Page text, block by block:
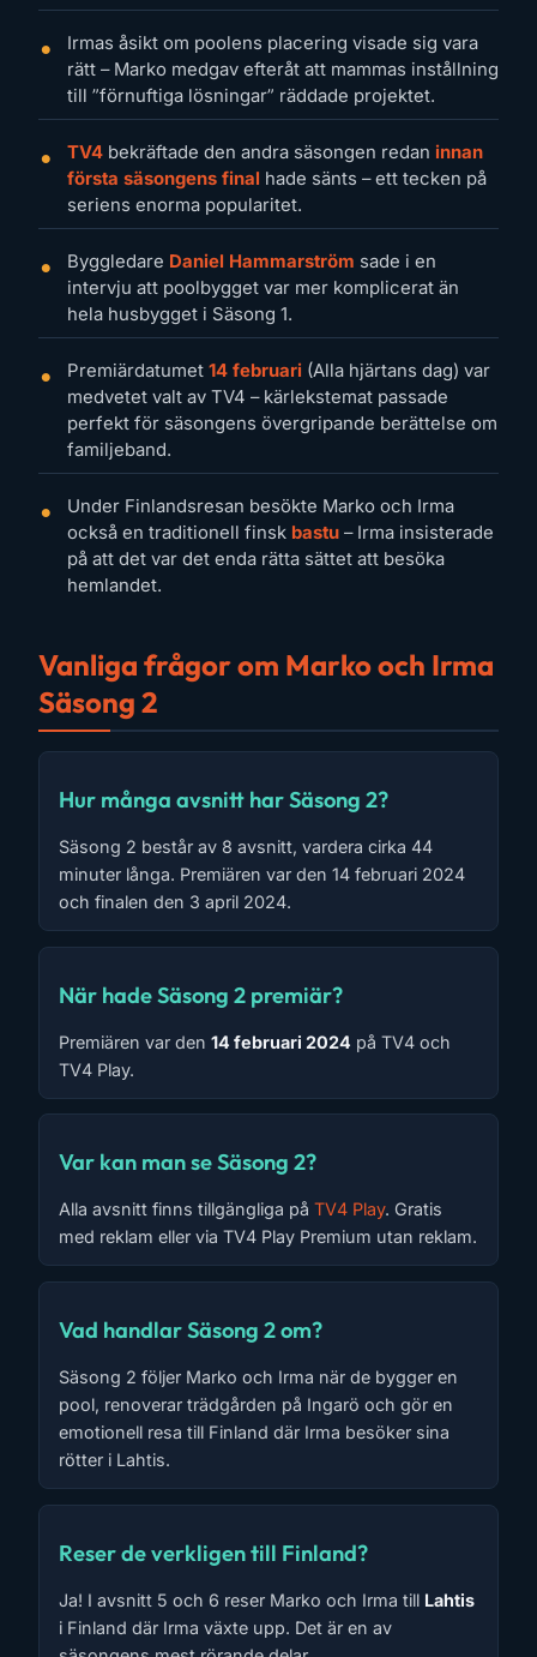
Irmas åsikt om poolens placering visade sig vara
rätt – Marko medgav efteråt att mammas instållning
till ”förnuftiga lösningar” räddade projektet.
TV4 bekräftade den andra säsongen redan innan
första säsongens final hade sänts – ett tecken på
seriens enorma popularitet.
Byggledare Daniel Hammarström sade i en
intervju att poolbygget var mer komplicerat än
hela husbygget i Säsong 1.
Premiärdatumet 14 februari (Alla hjärtans dag) var
medvetet valt av TV4 – kärlekstemat passade
perfekt för säsongens övergripande berättelse om
familjeband.
Under Finlandsresan besökte Marko och Irma
också en traditionell finsk bastu – Irma insisterade
på att det var det enda rätta sättet att besöka
hemlandet.
Vanliga frågor om Marko och Irma
Säsong 2
Hur många avsnitt har Säsong 2?
Säsong 2 består av 8 avsnitt, vardera cirka 44
minuter långa. Premiären var den 14 februari 2024
och finalen den 3 april 2024.
När hade Säsong 2 premiär?
Premiären var den 14 februari 2024 på TV4 och
TV4 Play.
Var kan man se Säsong 2?
Alla avsnitt finns tillgängliga på TV4 Play. Gratis
med reklam eller via TV4 Play Premium utan reklam.
Vad handlar Säsong 2 om?
Säsong 2 följer Marko och Irma när de bygger en
pool, renoverar trädgården på Ingarö och gör en
emotionell resa till Finland där Irma besöker sina
rötter i Lahtis.
Reser de verkligen till Finland?
Ja! I avsnitt 5 och 6 reser Marko och Irma till Lahtis
i Finland där Irma växte upp. Det är en av